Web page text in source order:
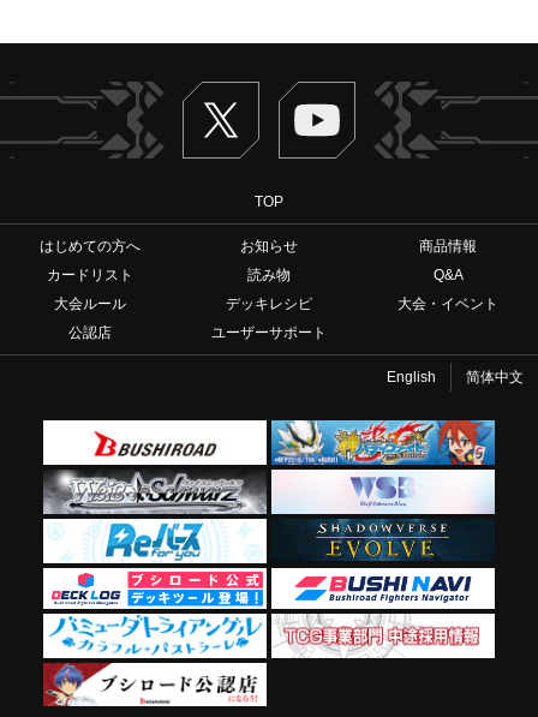
Twitter ヴァンガードch
TOP
はじめての方へ お知らせ
商品情報
カードリスト
読み物
Q&A
大会ルール
デッキレシピ
大会・イベント
公認店
ユーザーサポート
English 简体中文